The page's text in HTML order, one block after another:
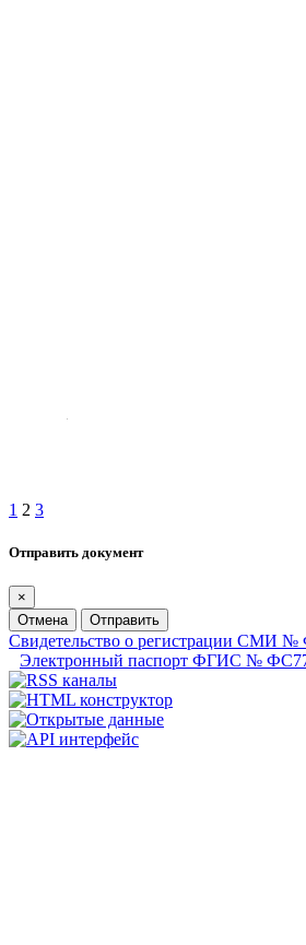
1 2 3
Отправить документ
×
Отмена
Отправить
Свидетельство о регистрации СМИ №
Электронный паспорт ФГИС №